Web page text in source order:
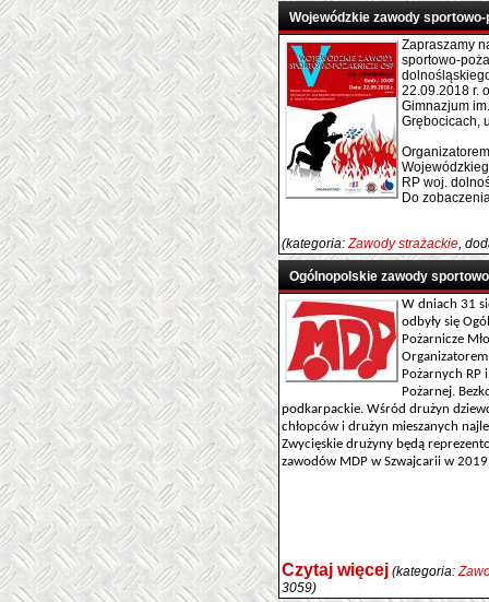
Wojewódzkie zawody
Zapraszamy
sportowo-
22.09.2018 r.
Gimnazjum
Grębocicach,
RP woj.
Do
(kategoria:Zawody strażackie,
Ogólnopolskie zawody
W dniach 31
odbyły się
Pożarnicze
Pożarnych RP
Pożarnej.
podkarpackie. Wśród drużyn
chłopców i drużyn mieszanych
Zwycięskie drużyny będą
zawodów MDP w Szwajcarii w
Czytaj więcej (kategoria:
3059)